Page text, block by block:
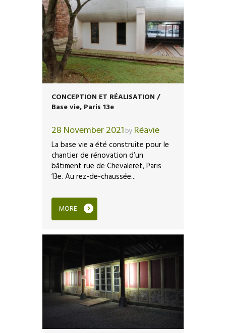
CONCEPTION ET RÉALISATION /
Base vie, Paris 13e
28 November 2021by Réavie
La base vie a été construite pour le
chantier de rénovation d’un
bâtiment rue de Chevaleret, Paris
13e. Au rez-de-chaussée...
MORE